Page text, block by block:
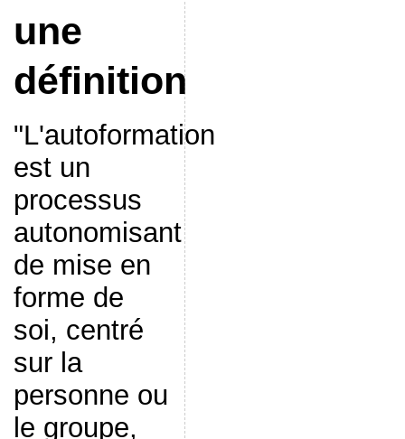
une
définition
"L'autoformation
est un
processus
autonomisant
de mise en
forme de
soi, centré
sur la
personne ou
le groupe,